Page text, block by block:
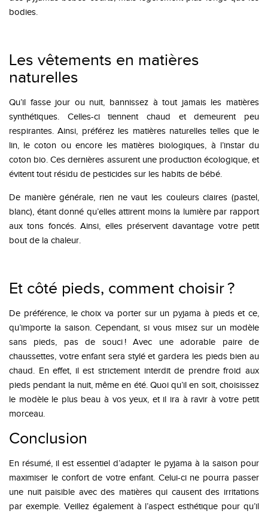
bodies.
Les vêtements en matières
naturelles
Qu’il fasse jour ou nuit, bannissez à tout jamais les matières
synthétiques. Celles-ci tiennent chaud et demeurent peu
respirantes. Ainsi, préférez les matières naturelles telles que le
lin, le coton ou encore les matières biologiques, à l’instar du
coton bio. Ces dernières assurent une production écologique, et
évitent tout résidu de pesticides sur les habits de bébé.
De manière générale, rien ne vaut les couleurs claires (pastel,
blanc), étant donné qu’elles attirent moins la lumière par rapport
aux tons foncés. Ainsi, elles préservent davantage votre petit
bout de la chaleur.
Et côté pieds, comment choisir ?
De préférence, le choix va porter sur un pyjama à pieds et ce,
qu’importe la saison. Cependant, si vous misez sur un modèle
sans pieds, pas de souci ! Avec une adorable paire de
chaussettes, votre enfant sera stylé et gardera les pieds bien au
chaud. En effet, il est strictement interdit de prendre froid aux
pieds pendant la nuit, même en été. Quoi qu’il en soit, choisissez
le modèle le plus beau à vos yeux, et il ira à ravir à votre petit
morceau.
Conclusion
En résumé, il est essentiel d’adapter le pyjama à la saison pour
maximiser le confort de votre enfant. Celui-ci ne pourra passer
une nuit paisible avec des matières qui causent des irritations
par exemple. Veillez également à l’aspect esthétique pour qu’il